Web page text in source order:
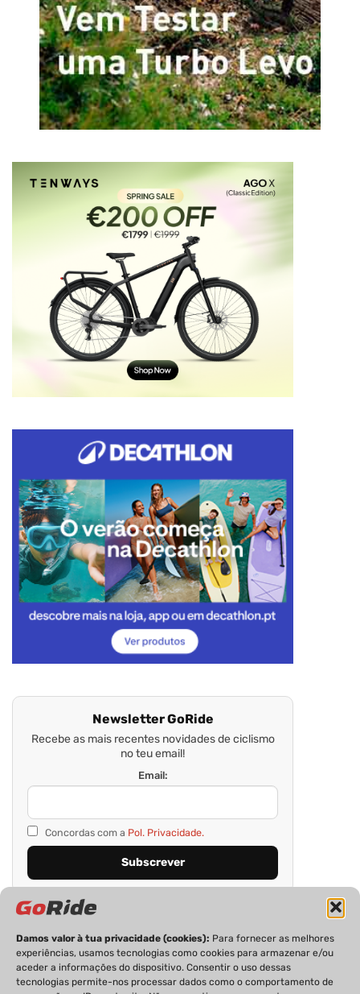
Damos valor à tua privacidade (cookies): Para fornecer as melhores
experiências, usamos tecnologias como cookies para armazenar e/ou
aceder a informações do dispositivo. Consentir o uso dessas
tecnologias permite-nos processar dados como o comportamento de
Newsletter GoRide
Recebe as mais recentes novidades de ciclismo
no teu email!
Email:
Concordas com a Pol. Privacidade.